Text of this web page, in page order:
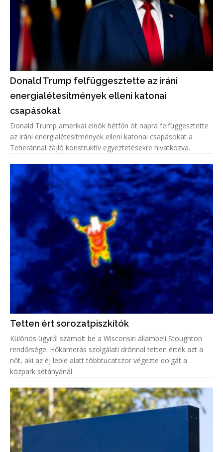
Donald Trump felfüggesztette az iráni
energialétesítmények elleni katonai
csapásokat
Donald Trump amerikai elnök hétfőn öt napra felfüggesztette
az iráni energialétesítmények elleni katonai csapásokat a
Teheránnal zajló konstruktív egyeztetésekre hivatkozva.
Tetten ért sorozatpiszkítók
Különös ügyről számolt be a Wisconsin állambeli Stoughton
rendőrsége. Hőkamerás szolgálati drónnal tetten érték azt a
nőt, aki az éj leple alatt többtucatszor végezte dolgát a
közpark sétányánál.